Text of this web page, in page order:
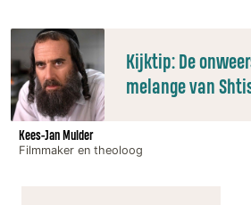
Kijktip: De
melange van
Kees-Jan Mulder
Filmmaker en theoloog